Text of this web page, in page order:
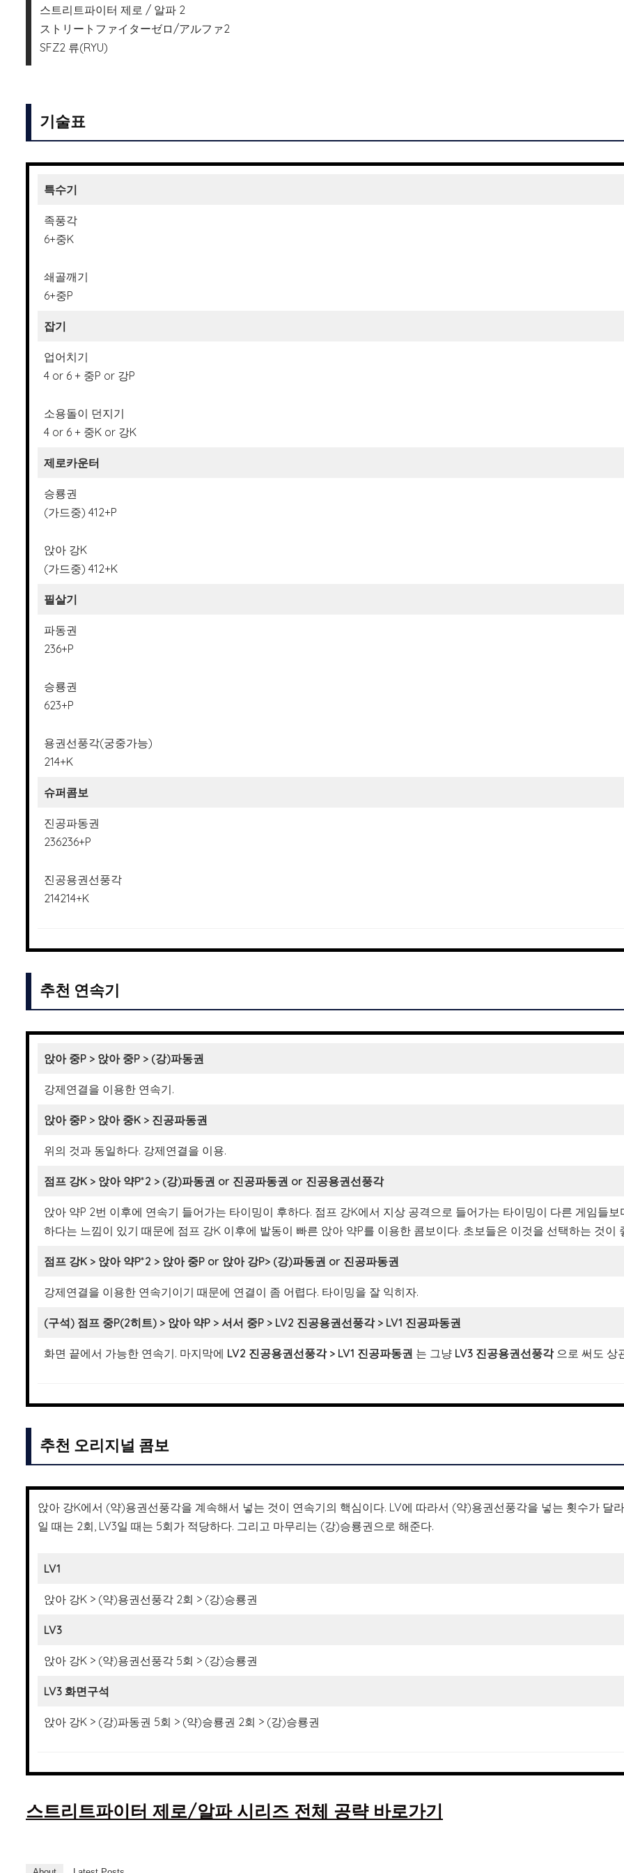
스트리트파이터 제로 / 알파 2
ストリートファイターゼロ/アルファ2
SFZ2 류(RYU)
기술표
특수기
족풍각
6+중K
쇄골깨기
6+중P
잡기
업어치기
4 or 6 + 중P or 강P
소용돌이 던지기
4 or 6 + 중K or 강K
제로카운터
승룡권
(가드중) 412+P
앉아 강K
(가드중) 412+K
필살기
파동권
236+P
승룡권
623+P
용권선풍각(궁중가능)
214+K
슈퍼콤보
진공파동권
236236+P
진공용권선풍각
214214+K
추천 연속기
앉아 중P > 앉아 중P > (강)파동권
강제연결을 이용한 연속기.
앉아 중P > 앉아 중K > 진공파동권
위의 것과 동일하다. 강제연결을 이용.
점프 강K > 앉아 약P*2 > (강)파동권 or 진공파동권 or 진공용권선풍각
앉아 약P 2번 이후에 연속기 들어가는 타이밍이 후하다. 점프 강K에서 지상 공격으로 들어가는 타이밍이 다른 게임들보
하다는 느낌이 있기 때문에 점프 강K 이후에 발동이 빠른 앉아 약P를 이용한 콤보이다. 초보들은 이것을 선택하는 것이
점프 강K > 앉아 약P*2 > 앉아 중P or 앉아 강P> (강)파동권 or 진공파동권
강제연결을 이용한 연속기이기 때문에 연결이 좀 어렵다. 타이밍을 잘 익히자.
(구석) 점프 중P(2히트) > 앉아 약P > 서서 중P > LV2 진공용권선풍각 > LV1 진공파동권
화면 끝에서 가능한 연속기. 마지막에 LV2 진공용권선풍각 > LV1 진공파동권 는 그냥 LV3 진공용권선풍각으로 써도 상
추천 오리지널 콤보
앉아 강K에서 (약)용권선풍각을 계속해서 넣는 것이 연속기의 핵심이다. LV에 따라서 (약)용권선풍각을 넣는 횟수가 달라
일 때는 2회, LV3일 때는 5회가 적당하다. 그리고 마무리는 (강)승룡권으로 해준다.
LV1
앉아 강K > (약)용권선풍각 2회 > (강)승룡권
LV3
앉아 강K > (약)용권선풍각 5회 > (강)승룡권
LV3 화면구석
앉아 강K > (강)파동권 5회 > (약)승룡권 2회 > (강)승룡권
스트리트파이터 제로/알파 시리즈 전체 공략 바로가기